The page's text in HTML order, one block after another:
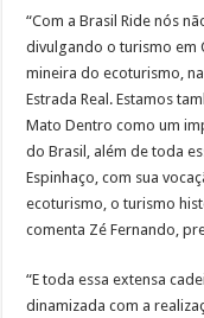
“Com a Brasil Ride nós
divulgando o turismo em
mineira do ecoturismo,
Estrada Real. Estamos
Mato Dentro como um
do Brasil, além de toda
Espinhaço, com sua
ecoturismo, o turismo
comenta Zé Fernando,
“E toda essa extensa
dinamizada com a